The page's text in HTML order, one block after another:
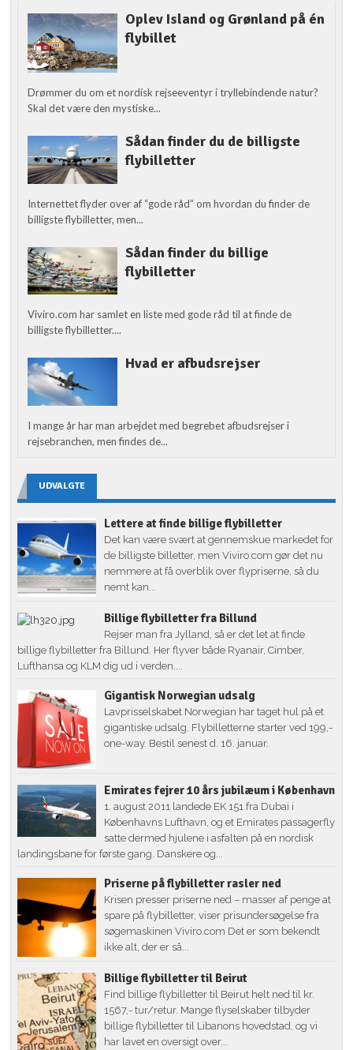
Oplev Island og Grønland på én
flybillet
Drømmer du om et nordisk rejseeventyr i tryllebindende natur?
Skal det være den mystiske...
Sådan finder du de billigste
flybilletter
Internettet flyder over af “gode råd” om hvordan du finder de
billigste flybilletter, men...
Sådan finder du billige
flybilletter
Viviro.com har samlet en liste med gode råd til at finde de
billigste flybilletter....
Hvad er afbudsrejser
I mange år har man arbejdet med begrebet afbudsrejser i
rejsebranchen, men findes de...
UDVALGTE
Lettere at finde billige flybilletter
Det kan være svært at gennemskue markedet for
de billigste billetter, men Viviro.com gør det nu
nemmere at få overblik over flypriserne, så du
nemt kan...
Billige flybilletter fra Billund
Rejser man fra Jylland, så er det let at finde
billige flybilletter fra Billund. Her flyver både Ryanair, Cimber,
Lufthansa og KLM dig ud i verden....
Gigantisk Norwegian udsalg
Lavprisselskabet Norwegian har taget hul på et
gigantiske udsalg. Flybilletterne starter ved 199,-
one-way. Bestil senest d. 16. januar.
Emirates fejrer 10 års jubilæum i København
1. august 2011 landede EK 151 fra Dubai i
Københavns Lufthavn, og et Emirates passagerfly
satte dermed hjulene i asfalten på en nordisk
landingsbane for første gang. Danskere og...
Priserne på flybilletter rasler ned
Krisen presser priserne ned – masser af penge at
spare på flybilletter, viser prisundersøgelse fra
søgemaskinen Viviro.com Det er som bekendt
ikke alt, der er så...
Billige flybilletter til Beirut
Find billige flybilletter til Beirut helt ned til kr.
1567,- tur/retur. Mange flyselskaber tilbyder
billige flybilletter til Libanons hovedstad, og vi
har lavet en oversigt over...